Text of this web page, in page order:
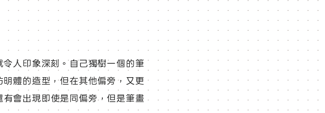
人印象深刻。自己獨樹一個的筆
體的造型，但在其他偏旁，又更
會出現即使是同偏旁，但是筆畫